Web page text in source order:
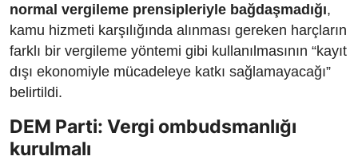
normal vergileme prensipleriyle bağdaşmadığı,
kamu hizmeti karşılığında alınması gereken harçların
farklı bir vergileme yöntemi gibi kullanılmasının “kayıt
dışı ekonomiyle mücadeleye katkı sağlamayacağı”
belirtildi.
DEM Parti: Vergi ombudsmanlığı
kurulmalı